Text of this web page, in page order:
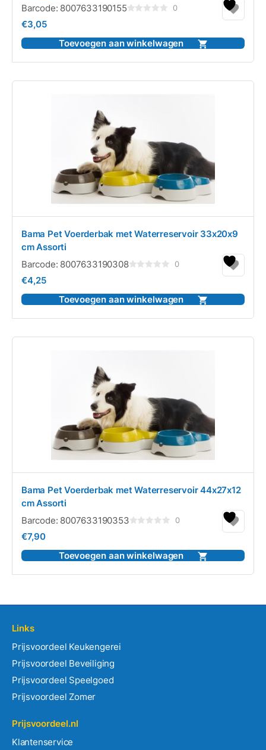
Barcode: 8007633190155
5
0
€3,05
Toevoegen aan winkelwagen
Bama Pet Voerderbak met Waterreservoir 33x20x9
cm Assorti
Barcode: 8007633190308
5
0
€4,25
Toevoegen aan winkelwagen
Bama Pet Voerderbak met Waterreservoir 44x27x12
cm Assorti
Barcode: 8007633190353
5
0
€7,90
Toevoegen aan winkelwagen
Links
Prijsvoordeel Keukengerei
Prijsvoordeel Beveiliging
Prijsvoordeel Speelgoed
Prijsvoordeel Zomer
Prijsvoordeel.nl
Klantenservice